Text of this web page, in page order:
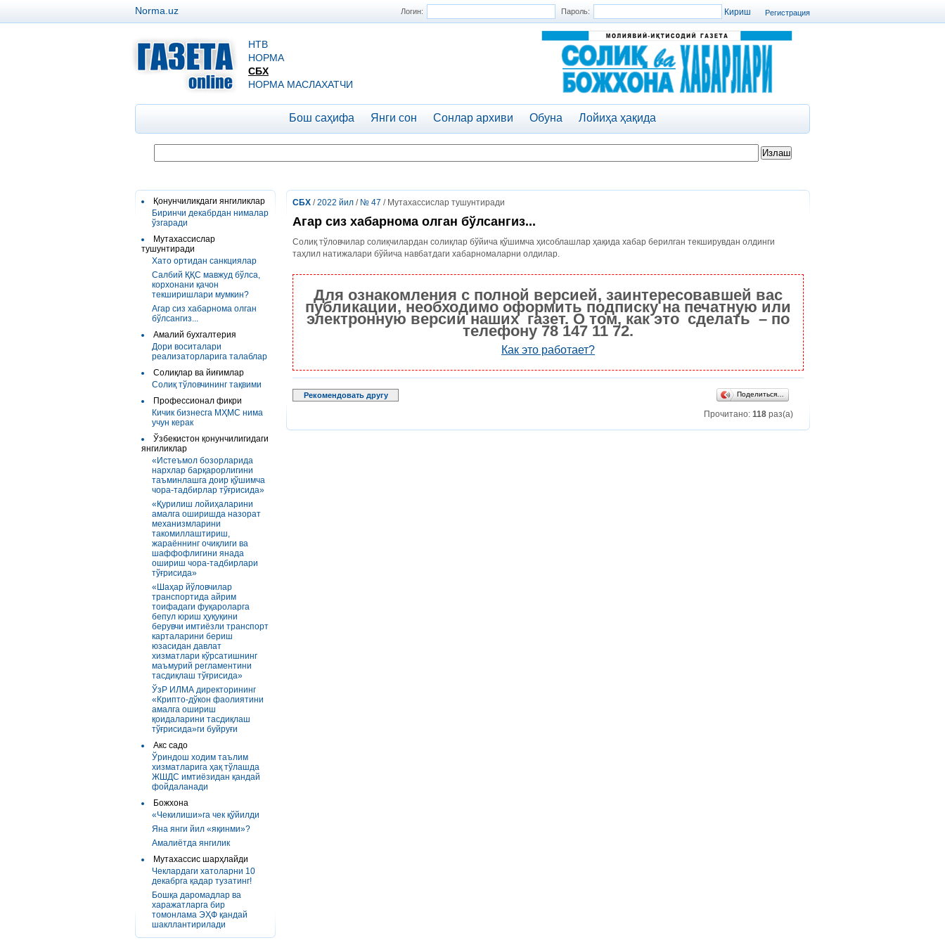
Регистрация
Логин: Пароль:
Norma.uz
НТВ
НОРМА
СБХ
НОРМА МАСЛАХАТЧИ
Бош саҳифа Янги сон Сонлар архиви Обуна Лойиҳа ҳақида
Қонунчиликдаги янгиликлар
Биринчи декабрдан нималар
ўзгаради
Мутахассислар
тушунтиради
Хато ортидан санкциялар
Салбий ҚҚС мавжуд бўлса,
корхонани қачон
текширишлари мумкин?
Агар сиз хабарнома олган
бўлсангиз...
Амалий бухгалтерия
Дори воситалари
реализаторларига талаблар
Солиқлар ва йиғимлар
Солиқ тўловчининг тақвими
Профессионал фикри
Кичик бизнесга МҲМС нима
учун керак
Ўзбекистон қонунчилигидаги
янгиликлар
«Истеъмол бозорларида
нархлар барқарорлигини
таъминлашга доир қўшимча
чора-тадбирлар тўғрисида»
«Қурилиш лойиҳаларини
амалга оширишда назорат
механизмларини
такомиллаштириш,
жараённинг очиқлиги ва
шаффофлигини янада
ошириш чора-тадбирлари
тўғрисида»
«Шаҳар йўловчилар
транспортида айрим
тоифадаги фуқароларга
бепул юриш ҳуқуқини
берувчи имтиёзли транспорт
карталарини бериш
юзасидан давлат
хизматлари кўрсатишнинг
маъмурий регламентини
тасдиқлаш тўғрисида»
ЎзР ИЛМА директорининг
«Крипто-дўкон фаолиятини
амалга ошириш
қоидаларини тасдиқлаш
тўғрисида»ги буйруғи
Акс садо
Ўриндош ходим таълим
хизматларига ҳақ тўлашда
ЖШДС имтиёзидан қандай
фойдаланади
Божхона
«Чекилиши»га чек қўйилди
Яна янги йил «яқинми»?
Амалиётда янгилик
Мутахассис шарҳлайди
Чеклардаги хатоларни 10
декабрга қадар тузатинг!
Бошқа даромадлар ва
харажатларга бир
томонлама ЭҲФ қандай
шакллантирилади
СБХ /2022 йил / № 47 / Мутахассислар тушунтиради
Агар сиз хабарнома олган бўлсангиз...
Солиқ тўловчилар солиқчилардан солиқлар бўйича қўшимча ҳисоблашлар ҳақида хабар берилган текширувдан олдинги
таҳлил натижалари бўйича навбатдаги хабарномаларни олдилар.
Для ознакомления с полной версией, заинтересовавшей вас
публикации, необходимо оформить подписку на печатную или
электронную версии наших газет. О том, как это сделать – по
телефону 78 147 11 72.
Как это работает?
Рекомендовать другу Поделиться…
Прочитано: 118 раз(а)